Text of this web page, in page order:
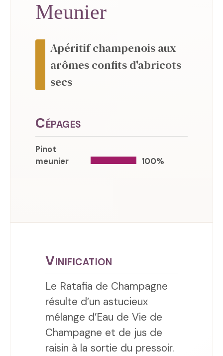
Meunier
Apéritif champenois aux
arômes confits d'abricots
secs
Cépages
Pinot
meunier
100%
Vinification
Le Ratafia de Champagne
résulte d’un astucieux
mélange d’Eau de Vie de
Champagne et de jus de
raisin à la sortie du pressoir.